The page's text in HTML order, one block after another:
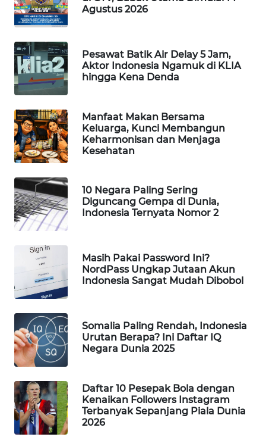
Agustus 2026
Pesawat Batik Air Delay 5 Jam,
Aktor Indonesia Ngamuk di KLIA
hingga Kena Denda
Manfaat Makan Bersama
Keluarga, Kunci Membangun
Keharmonisan dan Menjaga
Kesehatan
10 Negara Paling Sering
Diguncang Gempa di Dunia,
Indonesia Ternyata Nomor 2
Masih Pakai Password Ini?
NordPass Ungkap Jutaan Akun
Indonesia Sangat Mudah Dibobol
Somalia Paling Rendah, Indonesia
Urutan Berapa? Ini Daftar IQ
Negara Dunia 2025
Daftar 10 Pesepak Bola dengan
Kenaikan Followers Instagram
Terbanyak Sepanjang Piala Dunia
2026
WAHANA
NEWS
WAHANA
TANI
ADVOKAT
WAHANA
INFRASTRUKTUR
WAHANA
KONSUMEN
LISTRIK
WAHANA
TRAVEL
WAHANA
TV
WAHANANEWS
ID
WAHANANEWS
CO ID